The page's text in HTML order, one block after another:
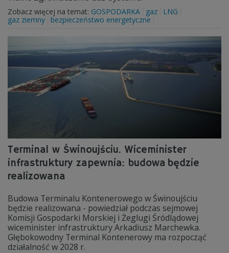
Zobacz więcej na temat: GOSPODARKA gaz
LNG
gaz ziemny
bezpieczeństwo energetyczne
Terminal w Świnoujściu. Wiceminister
infrastruktury zapewnia: budowa będzie
realizowana
Budowa Terminalu Kontenerowego w Świnoujściu
będzie realizowana - powiedział podczas sejmowej
Komisji Gospodarki Morskiej i Żeglugi Śródlądowej
wiceminister infrastruktury Arkadiusz Marchewka.
Głębokowodny Terminal Kontenerowy ma rozpocząć
działalność w 2028 r.